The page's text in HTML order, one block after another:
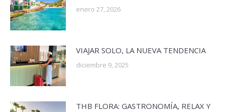
enero 27, 2026
VIAJAR SOLO, LA NUEVA TENDENCIA
diciembre 9, 2025
THB FLORA: GASTRONOMÍA, RELAX Y